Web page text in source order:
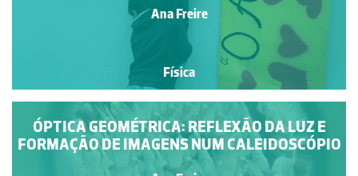
Ana Freire
Física
ÓPTICA GEOMÉTRICA: REFLEXÃO DA LUZ E
FORMAÇÃO DE IMAGENS NUM CALEIDOSCÓPIO